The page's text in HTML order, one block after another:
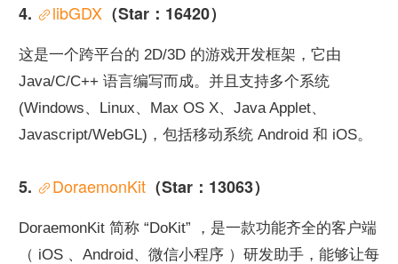
4. libGDX （Star：16420）
这是一个跨平台的 2D/3D 的游戏开发框架，它由
Java/C/C++ 语言编写而成。并且支持多个系统
(Windows、Linux、Max OS X、Java Applet、
Javascript/WebGL)，包括移动系统 Android 和 iOS。
5. DoraemonKit （Star：13063）
DoraemonKit 简称 “DoKit” ，是一款功能齐全的客户端
（ iOS 、Android、微信小程序 ）研发助手，能够让每